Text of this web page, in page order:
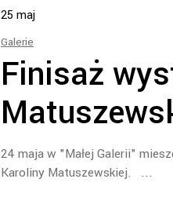
25 maj
Galerie
Finisaż
24 maja w "Małej Galerii"
Karoliny Matuszewskiej.